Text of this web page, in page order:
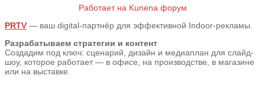
Работает на Kunena форум
PRTV — ваш digital-партнёр для эффективной Indoor-рекламы.
Разрабатываем стратегии и контент
Создадим под ключ: сценарий, дизайн и медиаплан для слайд-
шоу, которое работает — в офисе, на производстве, в магазине
или на выставке.